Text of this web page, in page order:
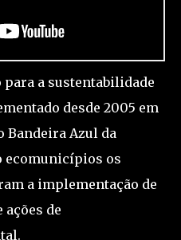
para a sustentabilidade
desde 2005 em
Bandeira Azul da
ecomunicípios os
a implementação de
de